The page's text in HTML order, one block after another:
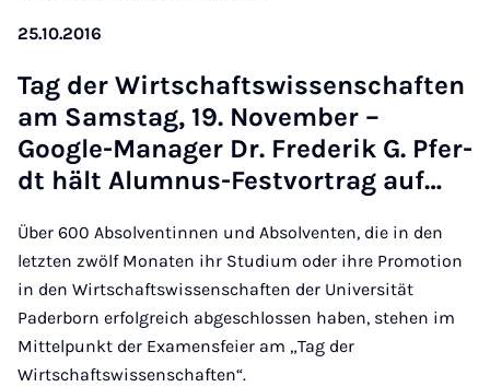
25.10.2016
Tag der Wirtschaft­swis­senschaften
am Sam­stag, 19. Novem­ber –
Google-Man­ager Dr. Fre­derik G. Pfer­
dt hält Alum­nus-Festvor­trag auf…
Über 600 Absolventinnen und Absolventen, die in den
letzten zwölf Monaten ihr Studium oder ihre Promotion
in den Wirtschaftswissenschaften der Universität
Paderborn erfolgreich abgeschlossen haben, stehen im
Mittelpunkt der Examensfeier am „Tag der
Wirtschaftswissenschaften“.